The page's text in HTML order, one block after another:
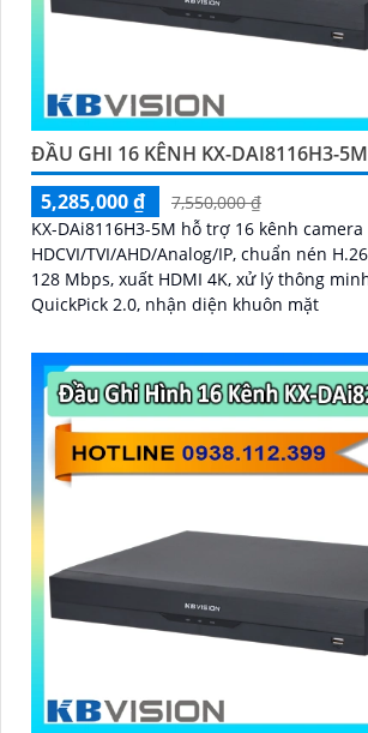
ĐẦU GHI 16 KÊNH KX-DAI8116H3-5M
5,285,000 ₫
7,550,000 ₫
KX-DAi8116H3-5M hỗ trợ 16 kênh camera
HDCVI/TVI/AHD/Analog/IP, chuẩn nén
128 Mbps, xuất HDMI 4K, xử lý thông
QuickPick 2.0, nhận diện khuôn mặt